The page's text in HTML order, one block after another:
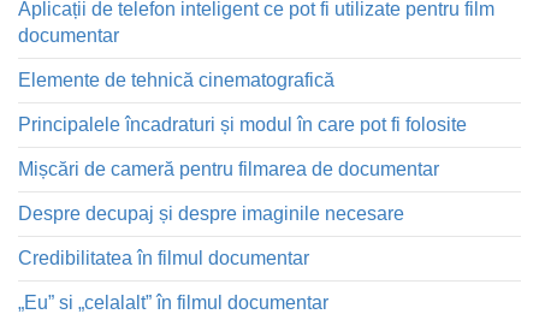
Aplicații de telefon inteligent ce pot fi utilizate pentru film
documentar
Elemente de tehnică cinematografică
Principalele încadraturi și modul în care pot fi folosite
Mișcări de cameră pentru filmarea de documentar
Despre decupaj și despre imaginile necesare
Credibilitatea în filmul documentar
„Eu” si „celalalt” în filmul documentar